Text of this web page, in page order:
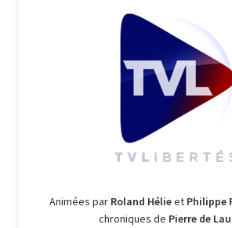
Animées par Roland Hélieet Philippe
chroniques de Pierre de